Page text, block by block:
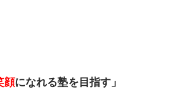
顔になれる塾を目指す」